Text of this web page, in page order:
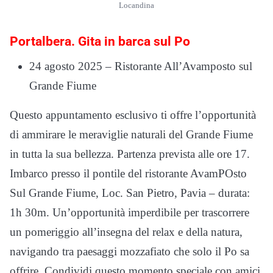
Locandina
Portalbera. Gita in barca sul Po
24 agosto 2025 – Ristorante All’Avamposto sul
Grande Fiume
Questo appuntamento esclusivo ti offre l’opportunità
di ammirare le meraviglie naturali del Grande Fiume
in tutta la sua bellezza. Partenza prevista alle ore 17.
Imbarco presso il pontile del ristorante AvamPOsto
Sul Grande Fiume, Loc. San Pietro, Pavia – durata:
1h 30m. Un’opportunità imperdibile per trascorrere
un pomeriggio all’insegna del relax e della natura,
navigando tra paesaggi mozzafiato che solo il Po sa